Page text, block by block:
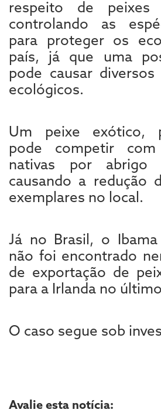
respeito de peixes
controlando as
para proteger os
país, já que uma
pode causar diversos
ecológicos.
Um peixe exótico,
pode competir
nativas por abrigo
causando a redução
exemplares no local.
Já no Brasil, o
não foi encontrado
de exportação de
para a Irlanda no
O caso segue sob
Avalie esta notícia: